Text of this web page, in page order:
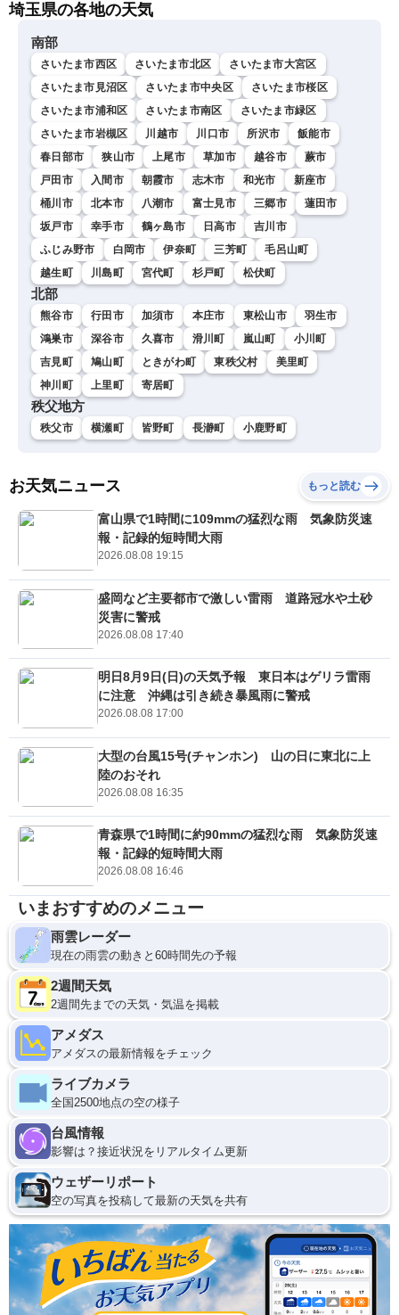
埼玉県の各地の天気
南部
さいたま市西区 さいたま市北区
さいたま市大宮区
さいたま市見沼区
さいたま市中央区
さいたま市桜区
さいたま市浦和区
さいたま市南区
さいたま市緑区
さいたま市岩槻区
川越市 川口市 所沢市
飯能市
春日部市
狭山市 上尾市 草加市 越谷市
蕨市
戸田市
入間市 朝霞市 志木市 和光市
新座市
桶川市
北本市 八潮市 富士見市 三郷市
蓮田市
坂戸市
幸手市 鶴ヶ島市 日高市
吉川市
ふじみ野市
白岡市 伊奈町 三芳町
毛呂山町
越生町
川島町 宮代町 杉戸町 松伏町
北部
熊谷市 行田市 加須市 本庄市 東松山市
羽生市
鴻巣市
深谷市 久喜市 滑川町 嵐山町
小川町
吉見町
鳩山町 ときがわ町 東秩父村
美里町
神川町
上里町 寄居町
秩父地方
秩父市 横瀬町 皆野町 長瀞町 小鹿野町
お天気ニュース もっと読む
富山県で1時間に109mmの猛烈な雨 気象防災速
報・記録的短時間大雨
2026.08.08 19:15
盛岡など主要都市で激しい雷雨 道路冠水や土砂
災害に警戒
2026.08.08 17:40
明日8月9日(日)の天気予報 東日本はゲリラ雷雨
に注意 沖縄は引き続き暴風雨に警戒
2026.08.08 17:00
大型の台風15号(チャンホン) 山の日に東北に上
陸のおそれ
2026.08.08 16:35
青森県で1時間に約90mmの猛烈な雨 気象防災速
報・記録的短時間大雨
2026.08.08 16:46
いまおすすめのメニュー
雨雲レーダー
現在の雨雲の動きと60時間先の予報
2週間天気
2週間先までの天気・気温を掲載
アメダス
アメダスの最新情報をチェック
ライブカメラ
全国2500地点の空の様子
台風情報
影響は？接近状況をリアルタイム更新
ウェザーリポート
空の写真を投稿して最新の天気を共有